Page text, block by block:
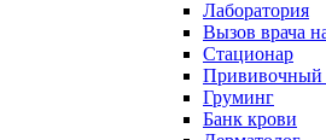
Лаборатория
Вызов врача
Стационар
Прививочный
Груминг
Банк крови